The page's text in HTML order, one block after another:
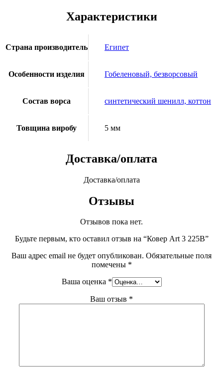
Характеристики
Страна производитель Египет
Особенности изделия Гобеленовый, безворсовый
Состав ворса синтетический шенилл, коттон
Товщина виробу 5 мм
Доставка/оплата
Доставка/оплата
Отзывы
Отзывов пока нет.
Будьте первым, кто оставил отзыв на “Ковер Art 3 225B”
Ваш адрес email не будет опубликован. Обязательные поля
помечены *
Ваша оценка *
Ваш отзыв *